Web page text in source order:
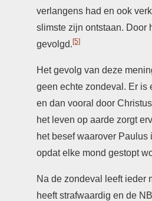
verlangens had en ook
slimste zijn ontstaan. Door
gevolgd. [5]
Het gevolg van deze
geen echte zondeval. Er is
en dan vooral door
het leven op aarde zorgt
het besef waarover Paulus
opdat elke mond gestopt
Na de zondeval leeft ieder
heeft strafwaardig en de